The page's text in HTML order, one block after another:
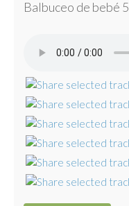
Balbuceo de bebé 5